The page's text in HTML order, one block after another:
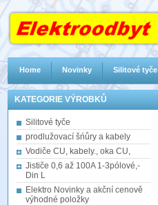
KATEGORIE VÝROBKŮ
Silitové tyče
prodlužovací šńůry a kabely
Vodiče CU, kabely., oka CU,
Jističe 0,6 až 100A 1-3pólové,-
Din L
Elektro Novinky a akční cenově
výhodné položky
Home Novinky Silitové tyče